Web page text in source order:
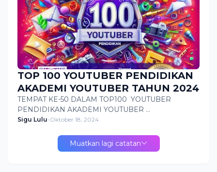
TOP 100 YOUTUBER PENDIDIKAN
AKADEMI YOUTUBER TAHUN 2024
TEMPAT KE-50 DALAM TOP100 YOUTUBER
PENDIDIKAN AKADEMI YOUTUBER …
Sigu Lulu-Oktober 18, 2024
Muatkan lagi catatan